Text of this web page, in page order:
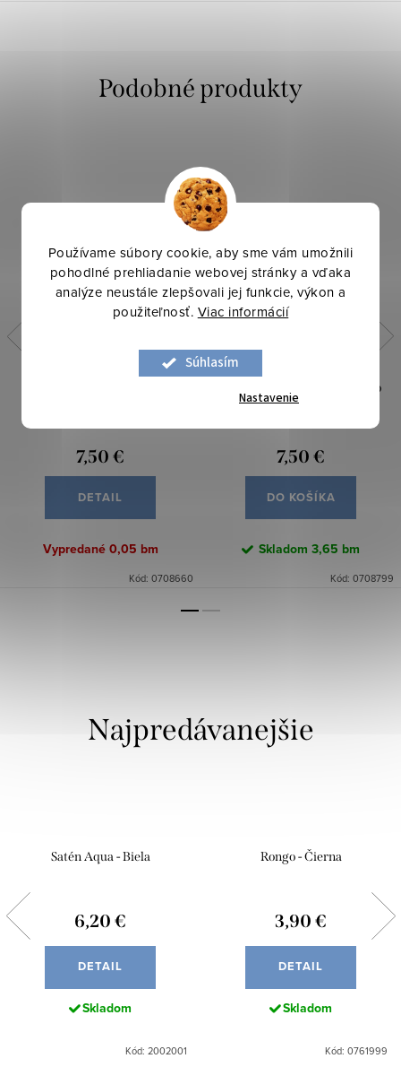
Používame súbory cookie, aby sme vám umožnili
pohodlné prehliadanie webovej stránky a vďaka
analýze neustále zlepšovali jej funkcie, výkon a
použiteľnosť. Viac informácií
Súhlasím
Nastavenie
7,50 €
DETAIL
Vypredané 0,05 bm
Kód: 0708660
Kostýmovka Bawega - Zeleno
modrá
7,50 €
DO KOŠÍKA
Skladom 3,65 bm
Kód: 0708799
Najpredávanejšie
Satén Aqua - Biela
6,20 €
DETAIL
Skladom
Kód: 2002001
Rongo - Čierna
3,90 €
DETAIL
Skladom
Kód: 0761999